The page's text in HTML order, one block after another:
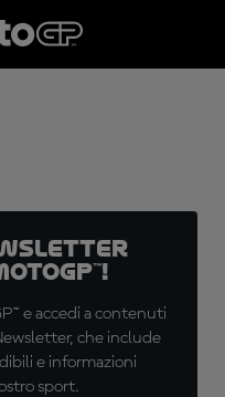
e accedi a contenuti
che include
e informazioni
sport.